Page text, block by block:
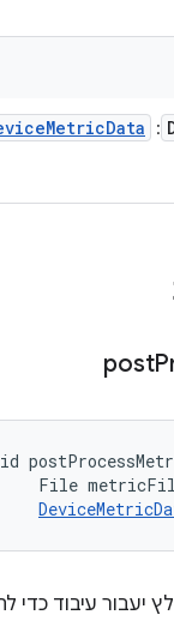
:
MetricData
post
File
יעבור עיבוד כדי